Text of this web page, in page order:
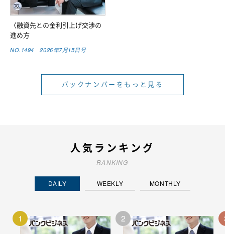
〈融資先との金利引上げ交渉の
進め方
NO.1494 2026年7月15日号
バックナンバーをもっと見る
人気ランキング
RANKING
DAILY WEEKLY MONTHLY
1 2